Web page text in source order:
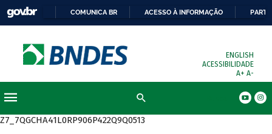
COMUNICA BR ACESSO À INFORMAÇÃO
ENGLISH
ACESSIBILIDADE
A+ A-
Z7_7QGCHA41L0RP906P422Q9Q0513